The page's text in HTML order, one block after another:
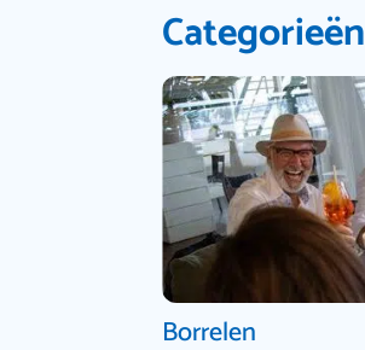
Categorieën
Borrelen